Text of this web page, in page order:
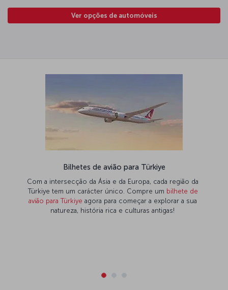
Ver opções de automóveis
Bilhetes de avião para Türkiye
Com a intersecção da Ásia e da Europa, cada região da
Türkiye tem um carácter único. Compre um bilhete de
avião para Türkiye agora para começar a explorar a sua
natureza, história rica e culturas antigas!